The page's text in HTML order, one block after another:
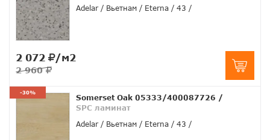
Adelar
Вьетнам Eterna 43
2 072 /м2
2 960
-30%
Somerset Oak 05333/400087726 /
SPC ламинат
Adelar
Вьетнам Eterna 43